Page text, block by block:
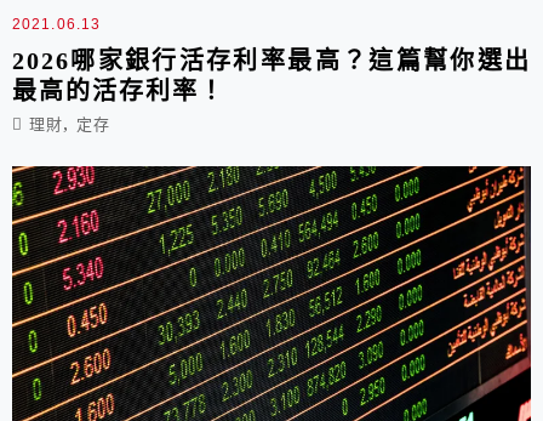
2021.06.13
2026哪家銀行活存利率最高？這篇幫你選出
最高的活存利率！
理財, 定存